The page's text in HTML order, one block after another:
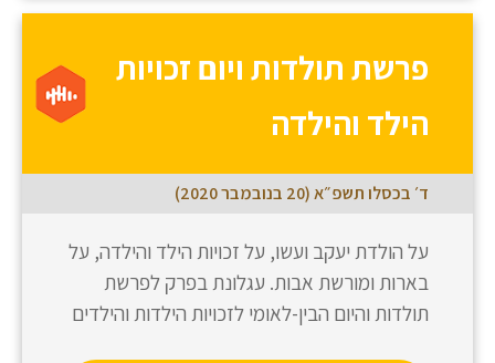
פרשת תולדות ויום זכויות
הילד והילדה
ד׳ בכסלו תשפ״א (20 בנובמבר 2020)
על הולדת יעקב ועשו, על זכויות הילד והילדה, על
בארות ומורשת אבות. עגלונת בפרק לפרשת
תולדות והיום הבין-לאומי לזכויות הילדות והילדים